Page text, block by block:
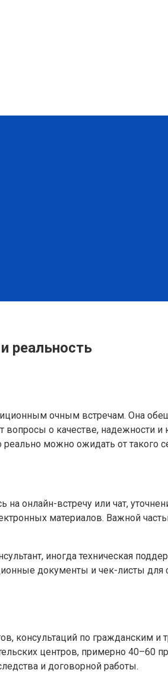
реальность
очным встречам. Она
о качестве, надежности и
можно ожидать от такого
онлайн-встречу или чат,
материалов. Важной
иногда техническая
документы и чек-листы для
консультаций по гражданским
центров, примерно 40–60
и договорной работы.